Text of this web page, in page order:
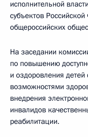
исполнительной
субъектов
общероссийских
На заседании
по повышению
и оздоровления
возможностями
внедрения
инвалидов
реабилитации.